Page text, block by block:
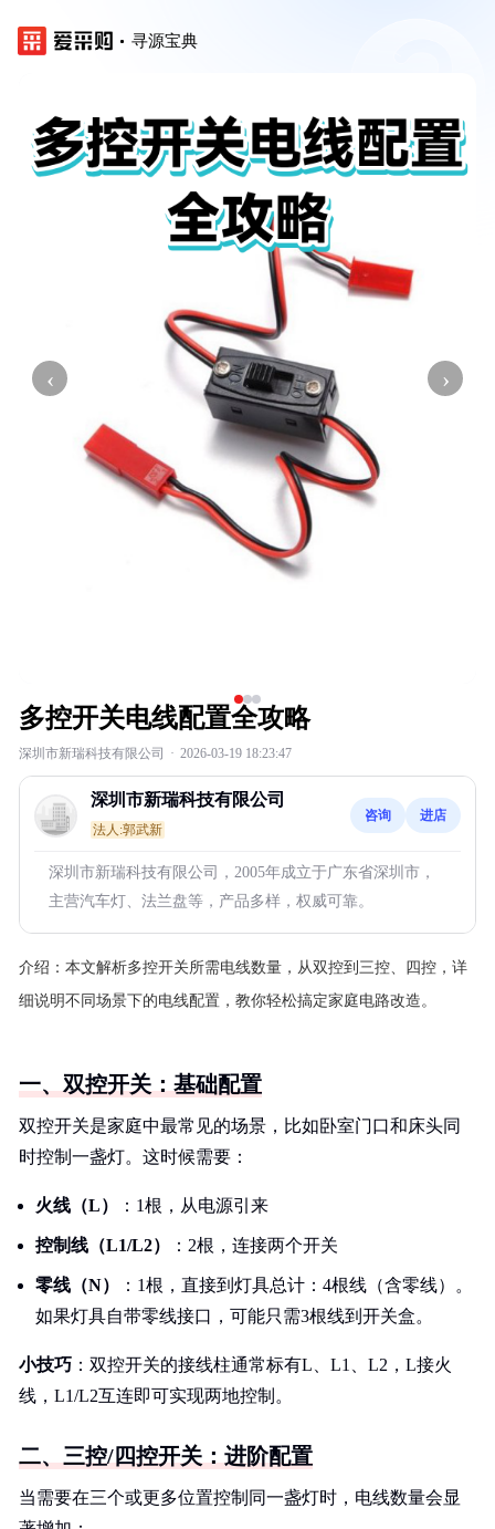
寻源宝典
‹ ›
多控开关电线配置全攻略
深圳市新瑞科技有限公司 · 2026-03-19 18:23:47
深圳市新瑞科技有限公司
法人:郭武新
咨询 进店
深圳市新瑞科技有限公司，2005年成立于广东省深圳市，
主营汽车灯、法兰盘等，产品多样，权威可靠。
介绍： 本文解析多控开关所需电线数量，从双控到三控、四控，详
细说明不同场景下的电线配置，教你轻松搞定家庭电路改造。
一、双控开关：基础配置
双控开关是家庭中最常见的场景，比如卧室门口和床头同
时控制一盏灯。这时候需要：
火线（L） ：1根，从电源引来
控制线（L1/L2） ：2根，连接两个开关
零线（N）
：1根，直接到灯具总计：4根线（含零线）。
如果灯具自带零线接口，可能只需3根线到开关盒。
小技巧 ：双控开关的接线柱通常标有L、L1、L2，L接火
线，L1/L2互连即可实现两地控制。
二、三控/四控开关：进阶配置
当需要在三个或更多位置控制同一盏灯时，电线数量会显